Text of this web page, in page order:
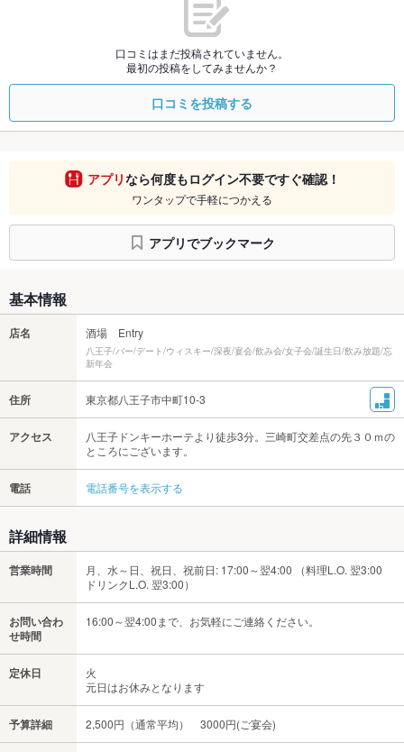
口コミはまだ投稿されていません。
最初の投稿をしてみませんか？
口コミを投稿する
アプリなら何度もログイン不要ですぐ確認！
ワンタップで手軽につかえる
アプリでブックマーク
基本情報
店名 酒場 Entry
八王子/バー/デート/ウィスキー/深夜/宴会/飲み会/女子会/誕生日/飲み放題/忘
新年会
住所 東京都八王子市中町10-3
アクセス
八王子ドンキーホーテより徒歩3分。三崎町交差点の先３０ｍの
ところにございます。
電話 電話番号を表示する
詳細情報
営業時間
月、水～日、祝日、祝前日: 17:00～翌4:00 （料理L.O. 翌3:00
ドリンクL.O. 翌3:00）
お問い合わ
せ時間
16:00～翌4:00まで、お気軽にご連絡ください。
定休日
火
元日はお休みとなります
予算詳細 2,500円（通常平均） 3000円(ご宴会)